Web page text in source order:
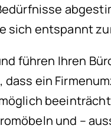
sich entspannt
führen Ihren
ein
und –